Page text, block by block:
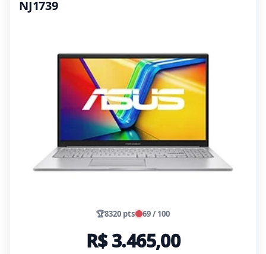
NJ1739
🏆8320 pts 69 / 100
R$ 3.465,00